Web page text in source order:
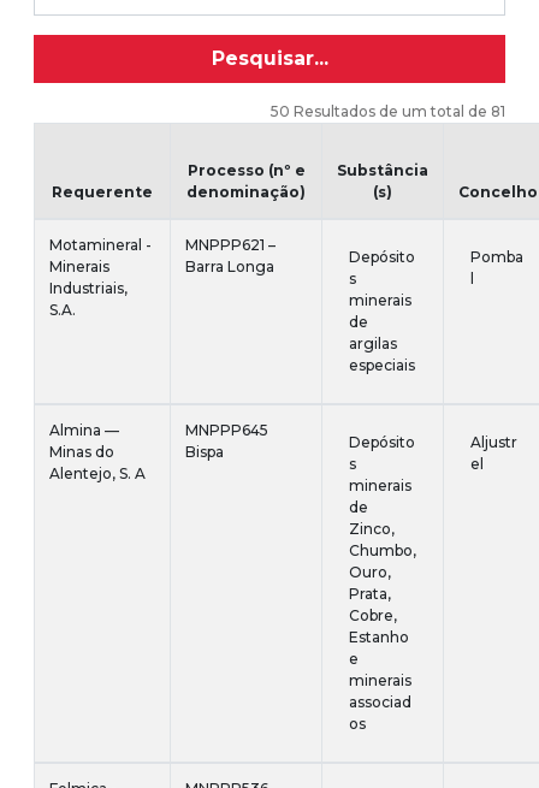
Pesquisar...
50 Resultados de um total de 81
Requerente
Processo (nº e
denominação)
Substância
(s)
Concelho
Motamineral -
Minerais
Industriais,
S.A.
MNPPP621 –
Barra Longa
Depósito
s
minerais
de
argilas
especiais
Pomba
l
Almina —
Minas do
Alentejo, S. A
MNPPP645
Bispa
Depósito
s
minerais
de
Zinco,
Chumbo,
Ouro,
Prata,
Cobre,
Estanho
e
minerais
associad
os
Aljustr
el